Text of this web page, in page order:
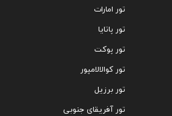
تور امارات
تور پاتایا
تور پوکت
تور کوالالامپور
تور برزیل
تور آفریقای جنوبی